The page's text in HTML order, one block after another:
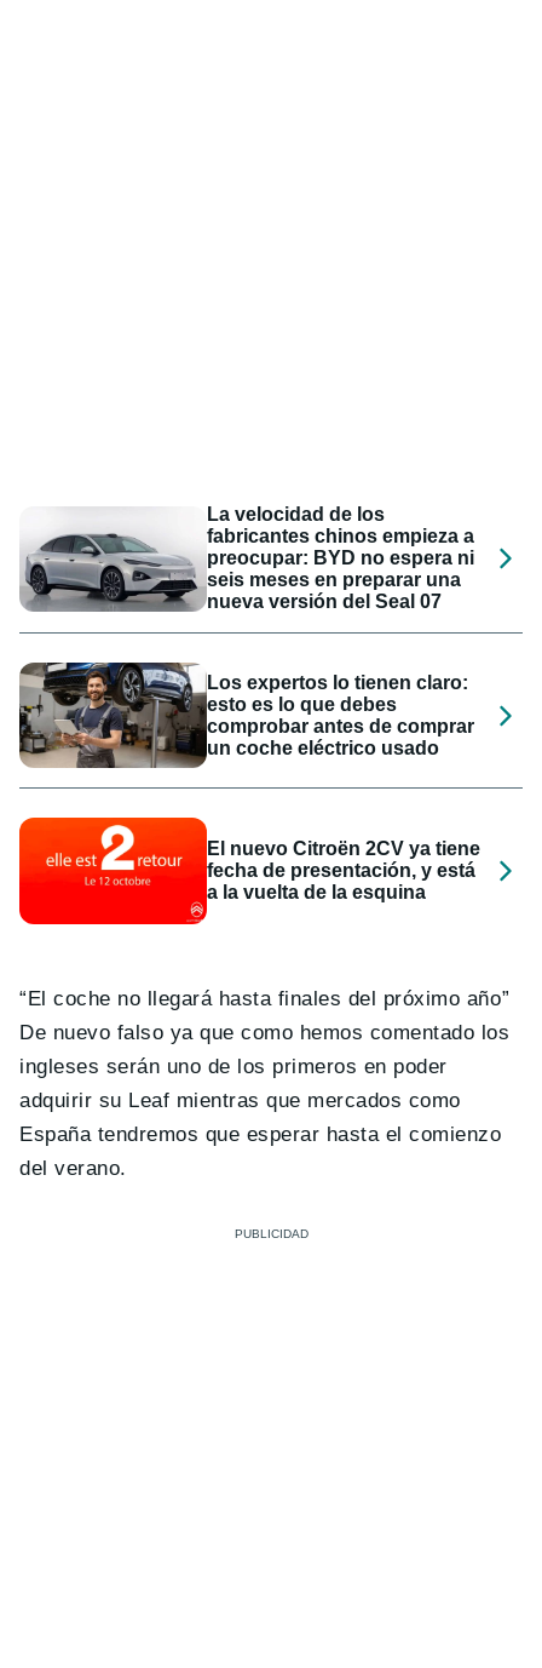
La velocidad de los
fabricantes chinos empieza a
preocupar: BYD no espera ni
seis meses en preparar una
nueva versión del Seal 07
Los expertos lo tienen claro:
esto es lo que debes
comprobar antes de comprar
un coche eléctrico usado
El nuevo Citroën 2CV ya tiene
fecha de presentación, y está
a la vuelta de la esquina
“El coche no llegará hasta finales del próximo año”
De nuevo falso ya que como hemos comentado los
ingleses serán uno de los primeros en poder
adquirir su Leaf mientras que mercados como
España tendremos que esperar hasta el comienzo
del verano.